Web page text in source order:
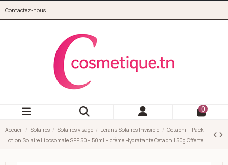
Contactez-nous
0
Accueil Solaires Solaires visage Ecrans Solaires Invisible
Cetaphil - Pack
Lotion Solaire Liposomale SPF 50+ 50ml + crème Hydratante Cetaphil 50g Offerte